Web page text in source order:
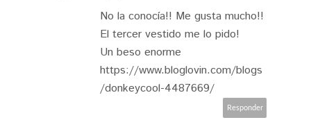
No la conocía!! Me gusta mucho!!
El tercer vestido me lo pido!
Un beso enorme
https://www.bloglovin.com/blogs
/donkeycool-4487669/
Responder